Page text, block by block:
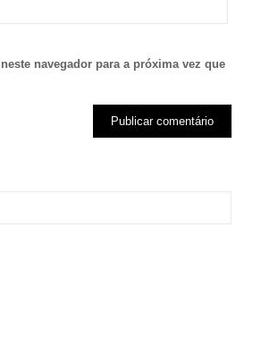
navegador para a próxima vez que